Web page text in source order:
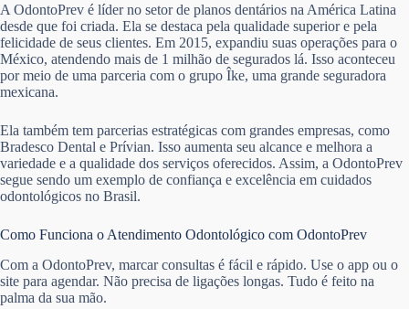
A OdontoPrev é líder no setor de planos dentários na América Latina
desde que foi criada. Ela se destaca pela qualidade superior e pela
felicidade de seus clientes. Em 2015, expandiu suas operações para o
México, atendendo mais de 1 milhão de segurados lá. Isso aconteceu
por meio de uma parceria com o grupo Îke, uma grande seguradora
mexicana.
Ela também tem parcerias estratégicas com grandes empresas, como
Bradesco Dental e Prívian. Isso aumenta seu alcance e melhora a
variedade e a qualidade dos serviços oferecidos. Assim, a OdontoPrev
segue sendo um exemplo de confiança e excelência em cuidados
odontológicos no Brasil.
Como Funciona o Atendimento Odontológico com OdontoPrev
Com a OdontoPrev, marcar consultas é fácil e rápido. Use o app ou o
site para agendar. Não precisa de ligações longas. Tudo é feito na
palma da sua mão.